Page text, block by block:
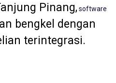
Pinang, software
bengkel dengan
terintegrasi.